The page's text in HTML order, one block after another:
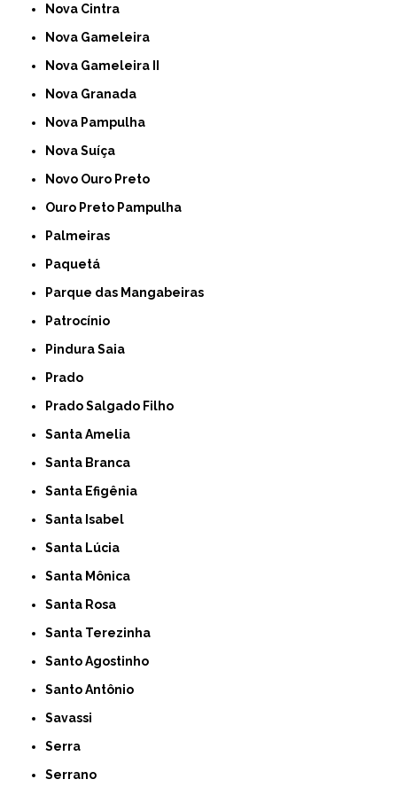
Nova Cintra
Nova Gameleira
Nova Gameleira II
Nova Granada
Nova Pampulha
Nova Suíça
Novo Ouro Preto
Ouro Preto Pampulha
Palmeiras
Paquetá
Parque das Mangabeiras
Patrocínio
Pindura Saia
Prado
Prado Salgado Filho
Santa Amelia
Santa Branca
Santa Efigênia
Santa Isabel
Santa Lúcia
Santa Mônica
Santa Rosa
Santa Terezinha
Santo Agostinho
Santo Antônio
Savassi
Serra
Serrano